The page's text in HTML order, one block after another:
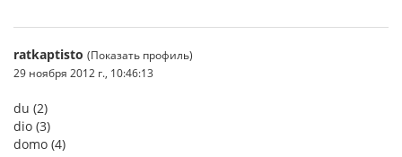
ratkaptisto (Показать профиль)
29 ноября 2012 г., 10:46:13
du (2)
dio (3)
domo (4)